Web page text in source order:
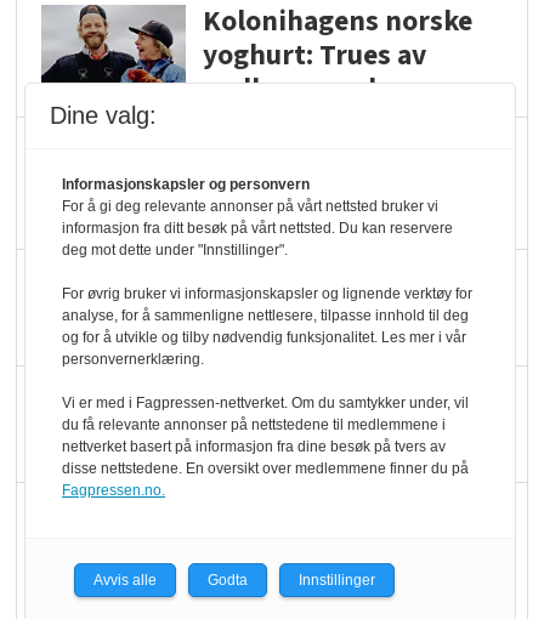
Kolonihagens norske
yoghurt: Trues av
melkemangel
Økologisk Norge sin
hederspris
Blir enklere å velge
økologisk i butikkhylla
Kolonihagen sliter
med å få tak i nok melk
er klare! Er markedet
det?
Dine valg:
Informasjonskapsler og personvern
For å gi deg relevante annonser på vårt nettsted bruker vi
informasjon fra ditt besøk på vårt nettsted. Du kan reservere
deg mot dette under "Innstillinger".
For øvrig bruker vi informasjonskapsler og lignende verktøy for
analyse, for å sammenligne nettlesere, tilpasse innhold til deg
og for å utvikle og tilby nødvendig funksjonalitet. Les mer i vår
personvernerklæring.
Vi er med i Fagpressen-nettverket. Om du samtykker under, vil
du få relevante annonser på nettstedene til medlemmene i
nettverket basert på informasjon fra dine besøk på tvers av
disse nettstedene. En oversikt over medlemmene finner du på
Fagpressen.no.
Avvis alle Godta Innstillinger